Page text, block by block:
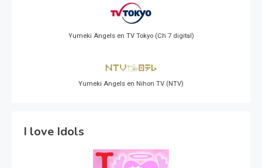
Yumeki Angels en TV Tokyo (Ch 7 digital)
Yumeki Angels en Nihon TV (NTV)
I love Idols